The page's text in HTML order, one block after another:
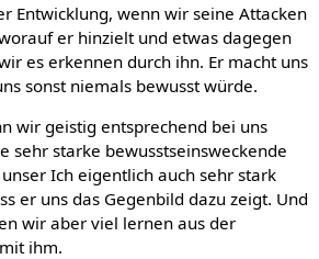
Entwicklung, wenn wir seine Attacken
er hinzielt und etwas dagegen
es erkennen durch ihn. Er macht uns
sonst niemals bewusst würde.
wir geistig entsprechend bei uns
sehr starke bewusstseinsweckende
Ich eigentlich auch sehr stark
er uns das Gegenbild dazu zeigt. Und
wir aber viel lernen aus der
ihm.